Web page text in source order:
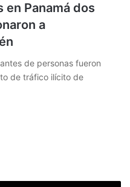
Panamá dos
a
de personas fueron
de tráfico ilícito de